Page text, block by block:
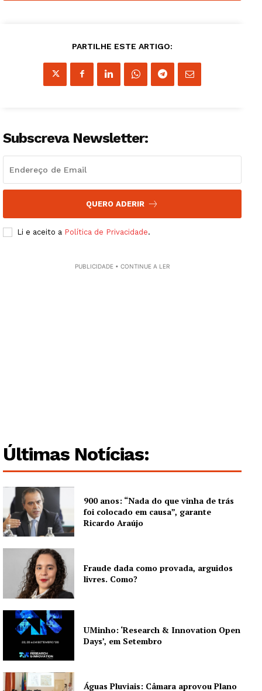
SUBSCREVA JÁ!
Artigos
Europa
Grande Entrevista
Quero ser Assinante
PARTILHE ESTE ARTIGO:
Subscreva Newsletter:
QUERO ADERIR
Li e aceito a Política de Privacidade.
PUBLICIDADE • CONTINUE A LER
Últimas Notícias:
900 anos: “Nada do que vinha de trás
foi colocado em causa”, garante
Ricardo Araújo
Fraude dada como provada, arguidos
livres. Como?
UMinho: ‘Research & Innovation Open
Days’, em Setembro
Águas Pluviais: Câmara aprovou Plano